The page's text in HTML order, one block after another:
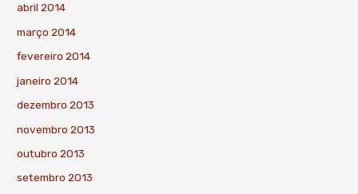
abril 2014
março 2014
fevereiro 2014
janeiro 2014
dezembro 2013
novembro 2013
outubro 2013
setembro 2013